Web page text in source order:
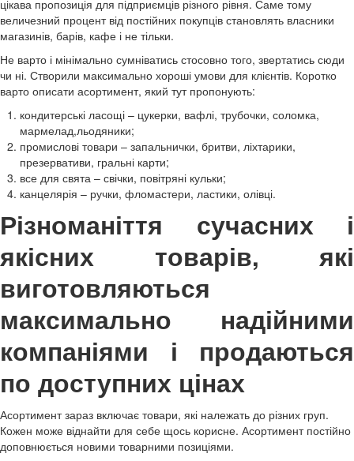
цікава пропозиція для підприємців різного рівня. Саме тому
величезний процент від постійних покупців становлять власники
магазинів, барів, кафе і не тільки.
Не варто і мінімально сумніватись стосовно того, звертатись сюди
чи ні. Створили максимально хороші умови для клієнтів. Коротко
варто описати асортимент, який тут пропонують:
кондитерські ласощі – цукерки, вафлі, трубочки, соломка,
мармелад,льодяники;
промислові товари – запальнички, бритви, ліхтарики,
презервативи, гральні карти;
все для свята – свічки, повітряні кульки;
канцелярія – ручки, фломастери, ластики, олівці.
Різноманіття сучасних і
якісних товарів, які
виготовляються
максимально надійними
компаніями і продаються
по доступних цінах
Асортимент зараз включає товари, які належать до різних груп.
Кожен може віднайти для себе щось корисне. Асортимент постійно
доповнюється новими товарними позиціями.